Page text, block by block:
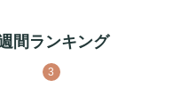
間ランキング
3